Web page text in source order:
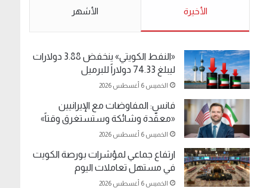
الأخيرة الأشهر
«النفط الكويتي» ينخفض 3.88 دولارات
ليبلغ 74.33 دولاراً للبرميل
الخميس 6 أغسطس 2026
فانس: المفاوضات مع الإيرانيين
«معقّدة وشائكة وستستغرق وقتاً»
الخميس 6 أغسطس 2026
ارتفاع جماعي لمؤشرات بورصة الكويت
في مستهل تعاملات اليوم
الخميس 6 أغسطس 2026